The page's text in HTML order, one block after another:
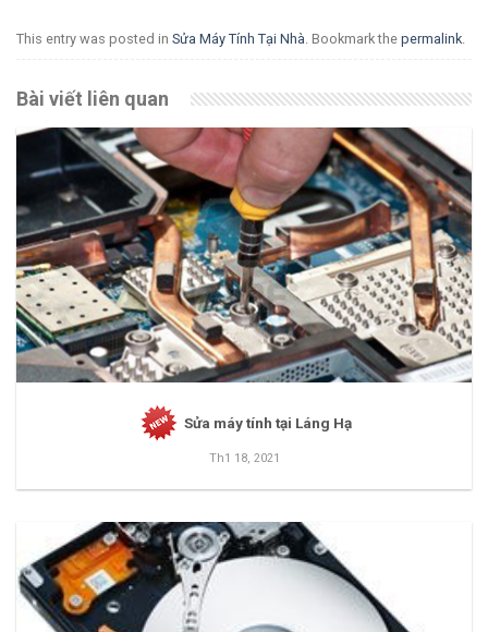
This entry was posted in Sửa Máy Tính Tại Nhà. Bookmark the permalink.
Bài viết liên quan
Sửa máy tính tại Láng Hạ
Th1 18, 2021